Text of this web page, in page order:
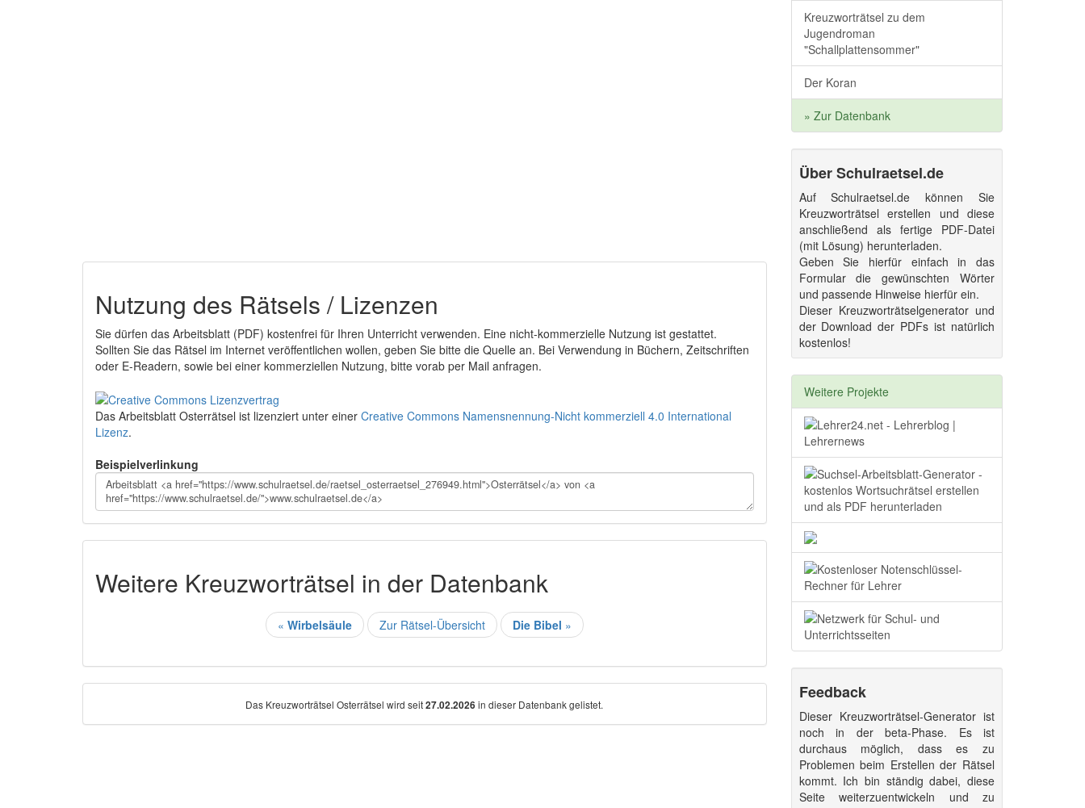
Nutzung des Rätsels / Lizenzen
Sie dürfen das Arbeitsblatt (PDF) kostenfrei für Ihren Unterricht verwenden. Eine nicht-kommerzielle Nutzung ist gestattet.
Sollten Sie das Rätsel im Internet veröffentlichen wollen, geben Sie bitte die Quelle an. Bei Verwendung in Büchern, Zeitschriften
oder E-Readern, sowie bei einer kommerziellen Nutzung, bitte vorab per Mail anfragen.
Das Arbeitsblatt Osterrätsel ist lizenziert unter einer Creative Commons Namensnennung-Nicht kommerziell 4.0 International
Lizenz.
Beispielverlinkung
Weitere Kreuzworträtsel in der Datenbank
« Wirbelsäule Zur Rätsel-Übersicht Die Bibel »
Das Kreuzworträtsel Osterrätsel wird seit27.02.2026 in dieser Datenbank gelistet.
Kreuzworträtsel zu dem
Jugendroman
"Schallplattensommer"
Der Koran
» Zur Datenbank
Über Schulraetsel.de
Auf Schulraetsel.de können Sie
Kreuzworträtsel erstellen und diese
anschließend als fertige PDF-Datei
(mit Lösung) herunterladen.
Geben Sie hierfür einfach in das
Formular die gewünschten Wörter
und passende Hinweise hierfür ein.
Dieser Kreuzworträtselgenerator und
der Download der PDFs ist natürlich
kostenlos!
Weitere Projekte
Feedback
Dieser Kreuzworträtsel-Generator ist
noch in der beta-Phase. Es ist
durchaus möglich, dass es zu
Problemen beim Erstellen der Rätsel
kommt. Ich bin ständig dabei, diese
Seite weiterzuentwickeln und zu